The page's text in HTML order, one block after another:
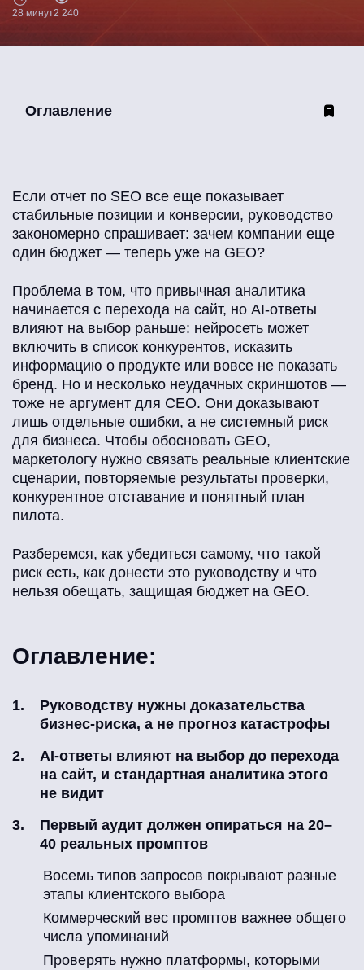
28 минут2 240
Оглавление
Если отчет по SEO все еще показывает
стабильные позиции и конверсии, руководство
закономерно спрашивает: зачем компании еще
один бюджет — теперь уже на GEO?
Проблема в том, что привычная аналитика
начинается с перехода на сайт, но AI-ответы
влияют на выбор раньше: нейросеть может
включить в список конкурентов, исказить
информацию о продукте или вовсе не показать
бренд. Но и несколько неудачных скриншотов —
тоже не аргумент для CEO. Они доказывают
лишь отдельные ошибки, а не системный риск
для бизнеса. Чтобы обосновать GEO,
маркетологу нужно связать реальные клиентские
сценарии, повторяемые результаты проверки,
конкурентное отставание и понятный план
пилота.
Разберемся, как убедиться самому, что такой
риск есть, как донести это руководству и что
нельзя обещать, защищая бюджет на GEO.
Оглавление:
Руководству нужны доказательства
бизнес-риска, а не прогноз катастрофы
AI-ответы влияют на выбор до перехода
на сайт, и стандартная аналитика этого
не видит
Первый аудит должен опираться на 20–
40 реальных промптов
Восемь типов запросов покрывают разные
этапы клиентского выбора
Коммерческий вес промптов важнее общего
числа упоминаний
Проверять нужно платформы, которыми